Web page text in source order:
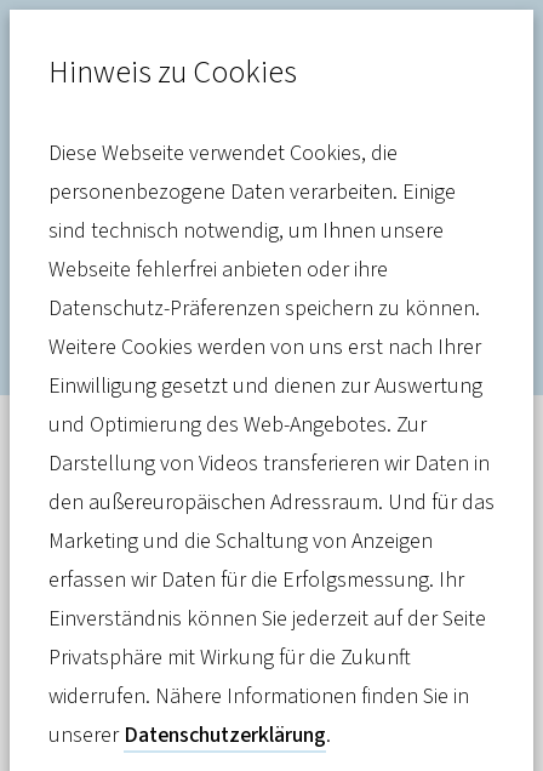
Christine Aschenberg-Dugnus
verstärkt Präventionsarbeit
des PKV-Verbandes
Meldung 23. Oktober 2025
Die Gesundheitsexpertin und ehemalige
Bundestagsabgeordnete Christine
Aschenberg-Dugnus wird sich im
Auftrag des PKV-Verbands für eine
bessere Gesundheitsförderung und
Präventionin Deutschland
einsetzen. Zur Bekanntgabe dieser
Hinweis zu Cookies
Diese Webseite verwendet Cookies, die
personenbezogene Daten verarbeiten. Einige
sind technisch notwendig, um Ihnen unsere
Webseite fehlerfrei anbieten oder ihre
Datenschutz-Präferenzen speichern zu können.
Weitere Cookies werden von uns erst nach Ihrer
Einwilligung gesetzt und dienen zur Auswertung
und Optimierung des Web-Angebotes. Zur
Darstellung von Videos transferieren wir Daten in
den außereuropäischen Adressraum. Und für das
Marketing und die Schaltung von Anzeigen
erfassen wir Daten für die Erfolgsmessung. Ihr
Einverständnis können Sie jederzeit auf der Seite
Privatsphäre mit Wirkung für die Zukunft
widerrufen. Nähere Informationen finden Sie in
unserer Datenschutzerklärung.